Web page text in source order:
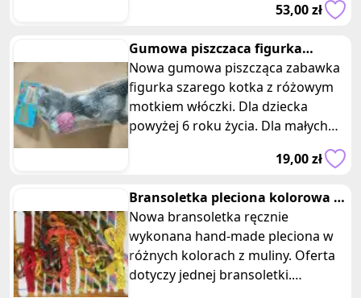
53,00 zł
Gumowa piszczaca figurka
zabawka kotek z motkiem
wloczki
Nowa gumowa piszcząca zabawka
figurka szarego kotka z różowym
motkiem włóczki. Dla dziecka
powyżej 6 roku życia. Dla małych
fanów zwierzaków. Łatwo ją czyścić,
19,00 zł
Bransoletka pleciona kolorowa z
muliny na rękę rękodzieło
Nowa bransoletka ręcznie
wykonana hand-made pleciona w
różnych kolorach z muliny. Oferta
dotyczy jednej bransoletki.